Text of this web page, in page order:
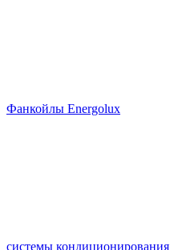
Фанкойлы Energolux
системы кондиционирования